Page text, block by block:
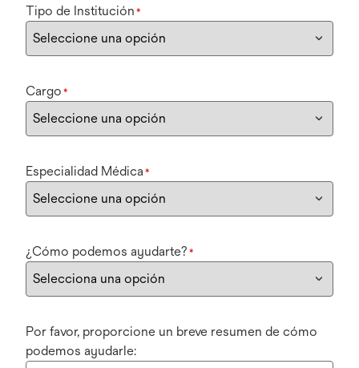
Tipo de Institución *
Cargo *
Especialidad Médica *
¿Cómo podemos ayudarte? *
Por favor, proporcione un breve resumen de cómo
podemos ayudarle: